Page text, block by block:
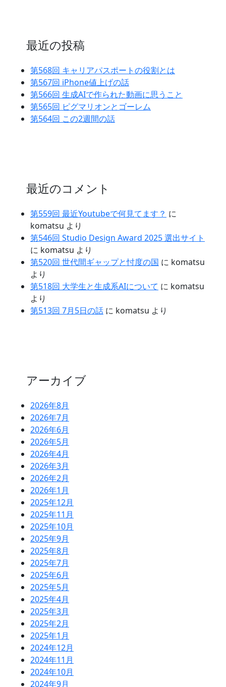
最近の投稿
第568回 キャリアパスポートの役割とは
第567回 iPhone値上げの話
第566回 生成AIで作られた動画に思うこと
第565回 ピグマリオンとゴーレム
第564回 この2週間の話
最近のコメント
第559回 最近Youtubeで何見てます？ に
komatsu より
第546回 Studio Design Award 2025 選出サイト
に komatsu より
第520回 世代間ギャップと忖度の国 に komatsu
より
第518回 大学生と生成系AIについて に komatsu
より
第513回 7月5日の話 に komatsu より
アーカイブ
2026年8月
2026年7月
2026年6月
2026年5月
2026年4月
2026年3月
2026年2月
2026年1月
2025年12月
2025年11月
2025年10月
2025年9月
2025年8月
2025年7月
2025年6月
2025年5月
2025年4月
2025年3月
2025年2月
2025年1月
2024年12月
2024年11月
2024年10月
2024年9月